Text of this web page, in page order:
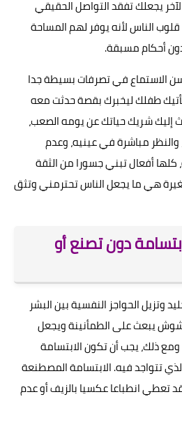
يجعلك تفقد التواصل الحقيقي
الناس لأنه يوفر لهم المساحة
أحكام مسبقة.
الاستماع في تصرفات بسيطة جدا
طفلك ليخبرك بقصة حدثت معه
إليك شريك حياتك عن يومه الصعب،
مباشرة في عينيه، وعدم
أفعال تبني جسورا من الثقة
هي ما يجعل الناس تحترمني وتثق
دون تصنع أو
وتزيل الحواجز النفسية بين البشر
يبعث على الطمأنينة ويجعل
ومع ذلك، يجب أن تكون الابتسامة
تتواجد فيه. الابتسامة المصطنعة
قد تعطي انطباعا عكسيا بالزيف أو عدم